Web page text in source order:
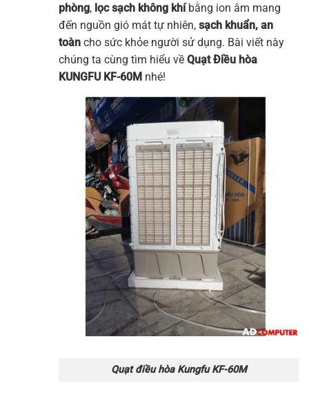
phòng, lọc sạch không khíbằng ion âm mang
đến nguồn gió mát tự nhiên, sạch khuẩn, an
toàn cho sức khỏe người sử dụng. Bài viết này
chúng ta cùng tìm hiểu về Quạt Điều hòa
KUNGFU KF-60M nhé!
Quạt điều hòa Kungfu KF-60M